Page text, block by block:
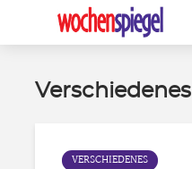
Verschiedenes
VERSCHIEDENES